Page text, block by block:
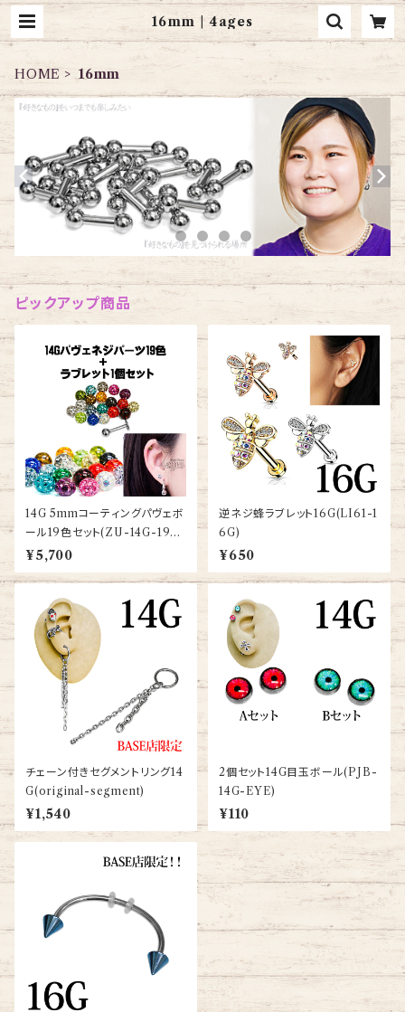
16mm | 4ages
HOME 16mm
ピックアップ商品
14G 5mmコーティングパヴェボ
ール19色セット(ZU-14G-19C
OLORSET)
¥5,700
逆ネジ蜂ラブレット16G(LI61-1
6G)
¥650
チェーン付きセグメントリング14
G(original-segment)
¥1,540
2個セット14G目玉ボール(PJB-
14G-EYE)
¥110